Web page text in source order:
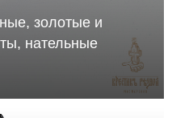
золотые и
нательные